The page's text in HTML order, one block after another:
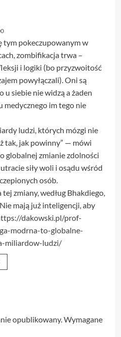
tym pokeczupowanym w
zombifikacja trwa –
i logiki (bo przyzwoitość
powyłączali). Oni są
u siebie nie widzą a żaden
medycznego im tego nie
ludzi, których mózgi nie
tak, jak powinny” — mówi
globalnej zmianie zdolności
siły woli i osądu wśród
osób.
zmiany, według Bhakdiego,
mają już inteligencji, aby
dakowski.pl/prof-
modrna-to-globalne-
miliardow-ludzi/
opublikowany. Wymagane